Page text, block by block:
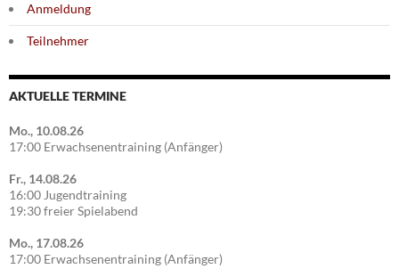
Anmeldung
Teilnehmer
AKTUELLE TERMINE
Mo., 10.08.26
17:00 Erwachsenentraining (Anfänger)
Fr., 14.08.26
16:00 Jugendtraining
19:30 freier Spielabend
Mo., 17.08.26
17:00 Erwachsenentraining (Anfänger)